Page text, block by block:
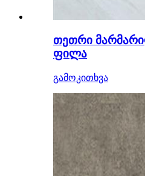
თეთრი
ფილა
გამოკითხვა